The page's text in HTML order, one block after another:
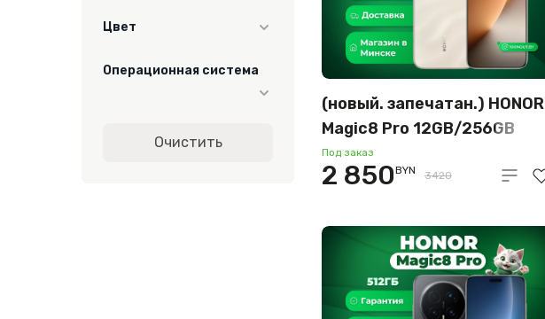
512
Цвет
черный
Операционная система
Очистить
(новый. запечатан.) HONOR
Magic8 Pro 12GB/256GB
международная версия
(золотой рассвет)
Под заказ
2 850BYN 3420